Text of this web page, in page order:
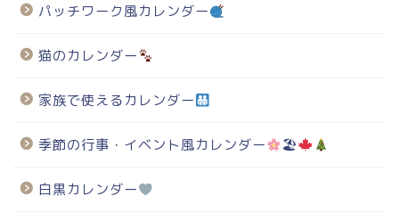
パッチワーク風カレンダー
猫のカレンダー
家族で使えるカレンダー
季節の行事・イベント風カレンダー 🏖
白黒カレンダー